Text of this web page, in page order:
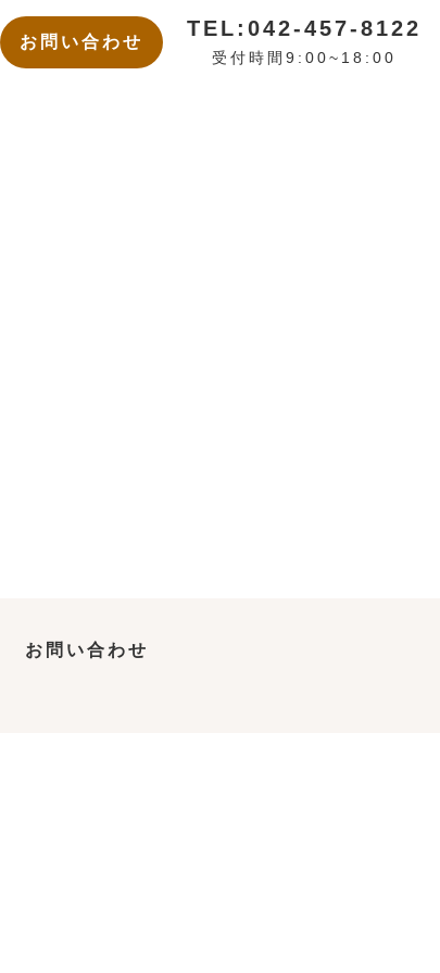
TEL:042-457-8122
受付時間9:00~18:00
お問い合わせ
お問い合わせ